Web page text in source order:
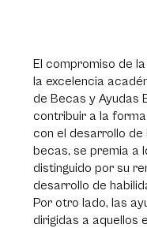
El compromiso de
la excelencia
de Becas y Ayudas
contribuir a la
con el desarrollo
becas, se premia a
distinguido por su
desarrollo de
Por otro lado, las
dirigidas a aquellos